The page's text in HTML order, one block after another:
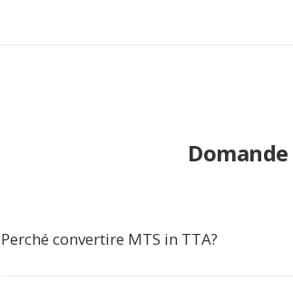
Perché convertire MTS in TTA?